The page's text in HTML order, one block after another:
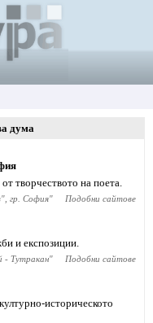
дума
творчеството на поета.
гр. София" Подобни сайтове
и експозиции.
- Тутракан" Подобни сайтове
историческото